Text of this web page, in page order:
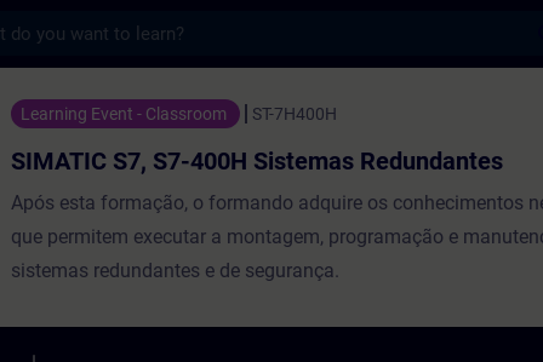
S7-400H Sistemas Redundantes -
Learning Event - Classroom ST-7H400H
SIMATIC S7, S7-400H Sistemas Redundantes
Após esta formação, o formando adquire os conhecimentos
que permitem executar a montagem, programação e
sistemas redundantes e de segurança.